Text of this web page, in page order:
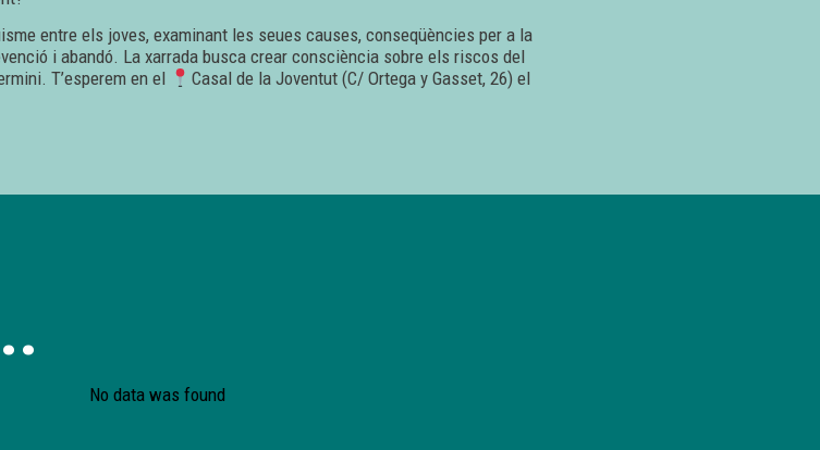
entre els joves, examinant les seues causes, conseqüències per a la
i abandó. La xarrada busca crear consciència sobre els riscos del
T’esperem en el
Casal de la Joventut (C/ Ortega y Gasset, 26) el
No data was found